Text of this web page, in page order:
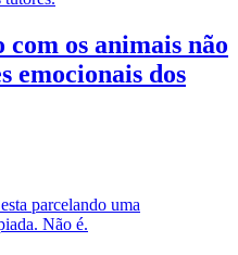
com os animais não
emocionais dos